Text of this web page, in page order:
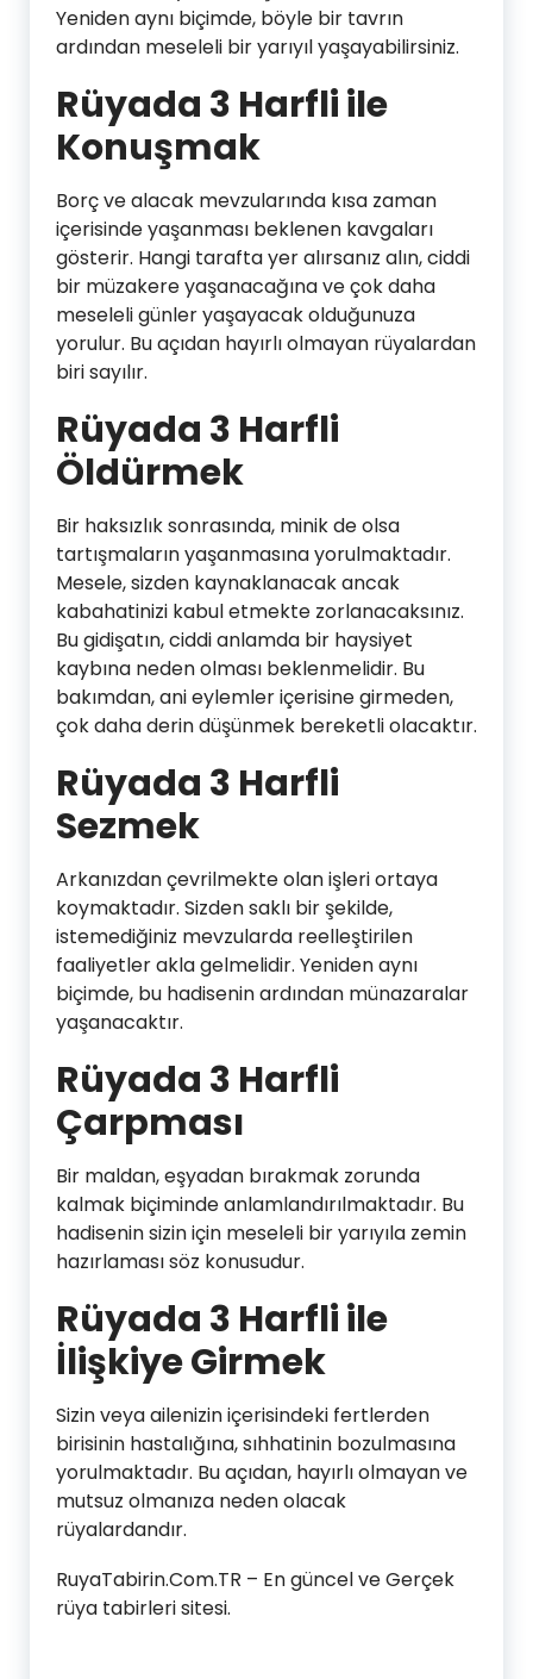
Yeniden aynı biçimde, böyle bir tavrın
ardından meseleli bir yarıyıl yaşayabilirsiniz.
Rüyada 3 Harfli ile
Konuşmak
Borç ve alacak mevzularında kısa zaman
içerisinde yaşanması beklenen kavgaları
gösterir. Hangi tarafta yer alırsanız alın, ciddi
bir müzakere yaşanacağına ve çok daha
meseleli günler yaşayacak olduğunuza
yorulur. Bu açıdan hayırlı olmayan rüyalardan
biri sayılır.
Rüyada 3 Harfli
Öldürmek
Bir haksızlık sonrasında, minik de olsa
tartışmaların yaşanmasına yorulmaktadır.
Mesele, sizden kaynaklanacak ancak
kabahatinizi kabul etmekte zorlanacaksınız.
Bu gidişatın, ciddi anlamda bir haysiyet
kaybına neden olması beklenmelidir. Bu
bakımdan, ani eylemler içerisine girmeden,
çok daha derin düşünmek bereketli olacaktır.
Rüyada 3 Harfli
Sezmek
Arkanızdan çevrilmekte olan işleri ortaya
koymaktadır. Sizden saklı bir şekilde,
istemediğiniz mevzularda reelleştirilen
faaliyetler akla gelmelidir. Yeniden aynı
biçimde, bu hadisenin ardından münazaralar
yaşanacaktır.
Rüyada 3 Harfli
Çarpması
Bir maldan, eşyadan bırakmak zorunda
kalmak biçiminde anlamlandırılmaktadır. Bu
hadisenin sizin için meseleli bir yarıyıla zemin
hazırlaması söz konusudur.
Rüyada 3 Harfli ile
İlişkiye Girmek
Sizin veya ailenizin içerisindeki fertlerden
birisinin hastalığına, sıhhatinin bozulmasına
yorulmaktadır. Bu açıdan, hayırlı olmayan ve
mutsuz olmanıza neden olacak
rüyalardandır.
RuyaTabirin.Com.TR – En güncel ve Gerçek
rüya tabirleri sitesi.